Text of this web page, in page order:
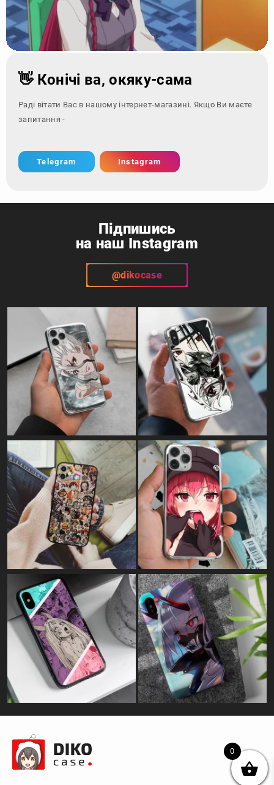
👋 Конічі ва, окяку-сама
Раді вітати Вас в нашому інтернет-магазині. Якщо Ви маєте
запитання - зверніться за
Telegram Instagram
Підпишись
на наш Instagram
@dikocase
0